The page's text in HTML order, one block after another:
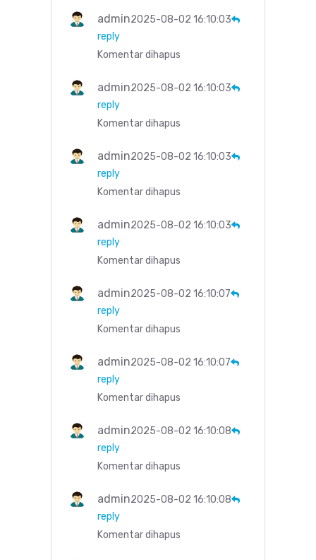
admin2025-08-02 16:10:03
reply
Komentar dihapus
admin2025-08-02 16:10:03
reply
Komentar dihapus
admin2025-08-02 16:10:03
reply
Komentar dihapus
admin2025-08-02 16:10:03
reply
Komentar dihapus
admin2025-08-02 16:10:07
reply
Komentar dihapus
admin2025-08-02 16:10:07
reply
Komentar dihapus
admin2025-08-02 16:10:08
reply
Komentar dihapus
admin2025-08-02 16:10:08
reply
Komentar dihapus